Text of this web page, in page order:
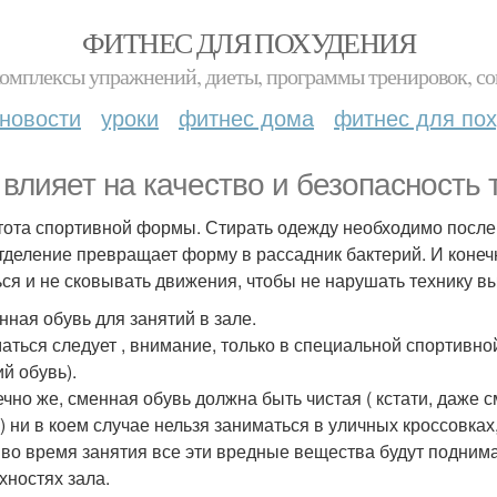
ФИТНЕС ДЛЯ ПОХУДЕНИЯ
упражнений, диеты, программы тренировок,
новости уроки фитнес дома фитнес для
на качество и безопасность
спортивной формы. Стирать одежду необходимо
превращает форму в рассадник бактерий. И
и не сковывать движения, чтобы не нарушать технику
обувь для занятий в зале.
следует , внимание, только в специальной
обувь).
же, сменная обувь должна быть чистая ( кстати, даже
ни в коем случае нельзя заниматься в уличных
во время занятия все эти вредные вещества будут
зала.